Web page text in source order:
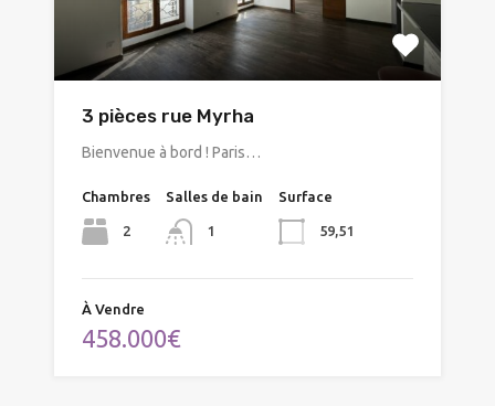
3 pièces rue Myrha
Bienvenue à bord ! Paris…
Chambres
2
Salles de bain
1
Surface
59,51
À Vendre
458.000€